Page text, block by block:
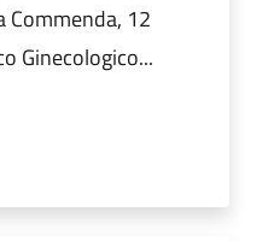
Commenda, 12
Ginecologico...